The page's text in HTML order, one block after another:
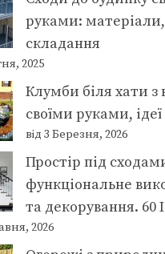
руками:
складання
2025
Клумби біля хати з
своїми руками, ідеї
від 3 Березня, 2026
Простір під
функціональне
та декорування. 60
2026